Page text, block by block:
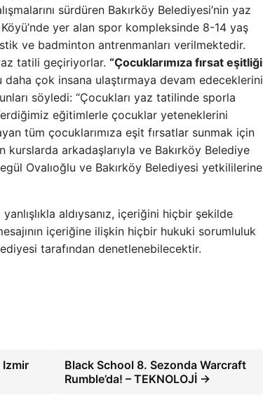
sürdüren Bakırköy Belediyesi’nin yaz
yer alan spor kompleksinde 8-14 yaş
ve badminton antrenmanları verilmektedir.
tatili geçiriyorlar. “Çocuklarımıza fırsat eşitliği
daha çok insana ulaştırmaya devam edeceklerini
söyledi: “Çocukları yaz tatilinde sporla
eğitimlerle çocuklar yeteneklerini
tüm çocuklarımıza eşit fırsatlar sunmak için
kurslarda arkadaşlarıyla ve Bakırköy Belediye
Ovalıoğlu ve Bakırköy Belediyesi yetkililerine
aldıysanız, içeriğini hiçbir şekilde
içeriğine ilişkin hiçbir hukuki sorumluluk
tarafından denetlenebilecektir.
Black School 8. Sezonda Warcraft
Rumble’da! – TEKNOLOJİ →